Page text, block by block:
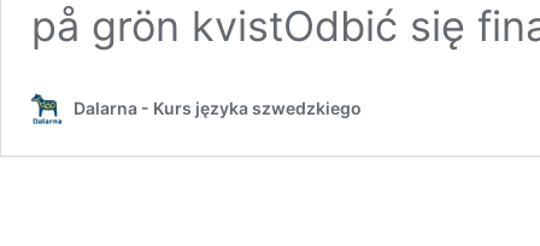
på grön kvistOdbić się
Dalarna - Kurs języka szwedzkiego